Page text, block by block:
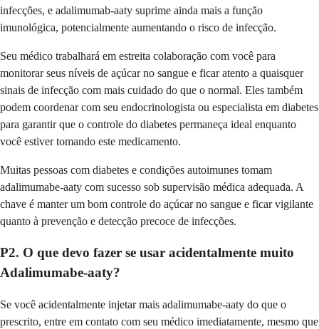
infecções, e adalimumab-aaty suprime ainda mais a função
imunológica, potencialmente aumentando o risco de infecção.
Seu médico trabalhará em estreita colaboração com você para
monitorar seus níveis de açúcar no sangue e ficar atento a quaisquer
sinais de infecção com mais cuidado do que o normal. Eles também
podem coordenar com seu endocrinologista ou especialista em diabetes
para garantir que o controle do diabetes permaneça ideal enquanto
você estiver tomando este medicamento.
Muitas pessoas com diabetes e condições autoimunes tomam
adalimumabe-aaty com sucesso sob supervisão médica adequada. A
chave é manter um bom controle do açúcar no sangue e ficar vigilante
quanto à prevenção e detecção precoce de infecções.
P2. O que devo fazer se usar acidentalmente muito
Adalimumabe-aaty?
Se você acidentalmente injetar mais adalimumabe-aaty do que o
prescrito, entre em contato com seu médico imediatamente, mesmo que